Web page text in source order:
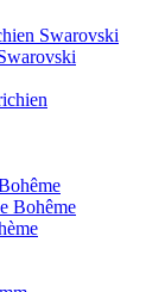
Swarovski
Bohême